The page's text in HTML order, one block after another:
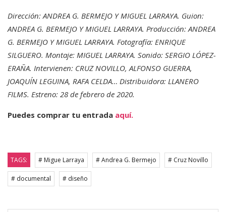
Dirección: ANDREA G. BERMEJO Y MIGUEL LARRAYA. Guion:
ANDREA G. BERMEJO Y MIGUEL LARRAYA. Producción: ANDREA
G. BERMEJO Y MIGUEL LARRAYA. Fotografía: ENRIQUE
SILGUERO. Montaje: MIGUEL LARRAYA. Sonido: SERGIO LÓPEZ-
ERAÑA. Intervienen: CRUZ NOVILLO, ALFONSO GUERRA,
JOAQUÍN LEGUINA, RAFA CELDA… Distribuidora: LLANERO
FILMS. Estreno: 28 de febrero de 2020.
Puedes comprar tu entrada aquí.
TAGS: # Migue Larraya # Andrea G. Bermejo # Cruz Novillo
# documental # diseño